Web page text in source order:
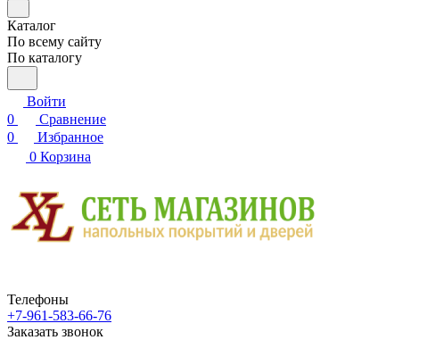
Каталог
По всему сайту
По каталогу
Войти
0
Сравнение
0
Избранное
0 Корзина
Телефоны
+7-961-583-66-76
Заказать звонок